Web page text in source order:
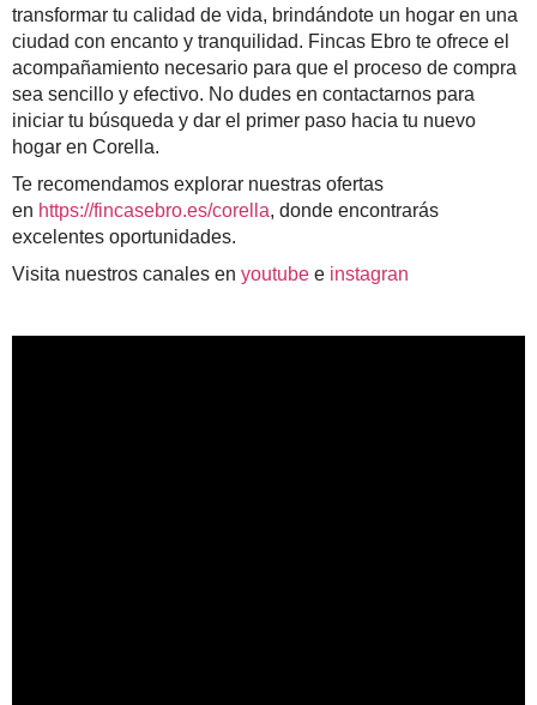
transformar tu calidad de vida, brindándote un hogar en una
ciudad con encanto y tranquilidad. Fincas Ebro te ofrece el
acompañamiento necesario para que el proceso de compra
sea sencillo y efectivo. No dudes en contactarnos para
iniciar tu búsqueda y dar el primer paso hacia tu nuevo
hogar en Corella.
Te recomendamos explorar nuestras ofertas
en https://fincasebro.es/corella, donde encontrarás
excelentes oportunidades.
Visita nuestros canales en youtube e instagran